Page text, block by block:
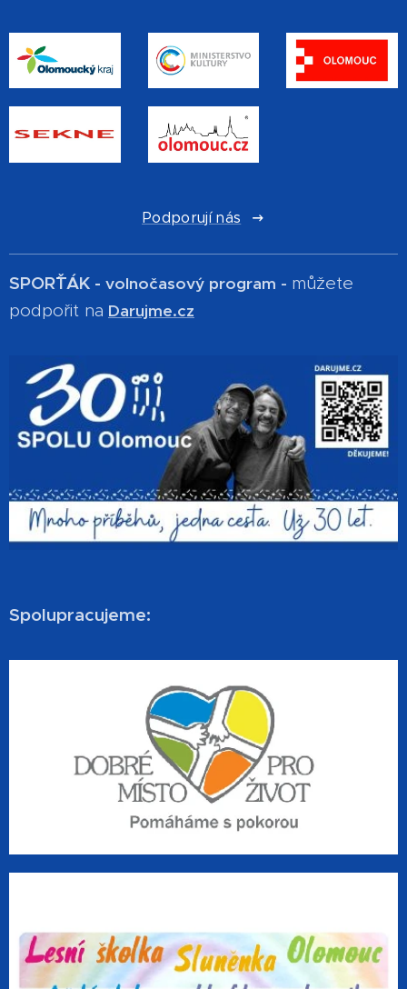
Podporují nás
SPOR´ŤÁK - volnočasový program - můžete
podpořit na Darujme.cz
Spolupracujeme: